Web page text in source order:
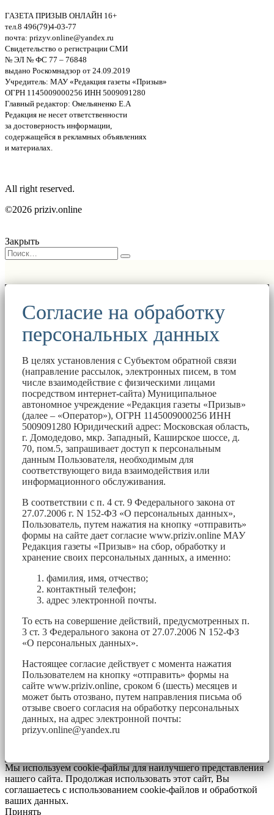
ГАЗЕТА ПРИЗЫВ ОНЛАЙН 16+
тел.8 496(79)4-03-77
почта: prizyv.online@yandex.ru
Свидетельство о регистрации СМИ
№ ЭЛ № ФС 77 – 76848
выдано Роскомнадзор от 24.09.2019
Учредитель: МАУ «Редакция газеты «Призыв»
ОГРН 1145009000256 ИНН 5009091280
Главный редактор: Омельяненко Е.А
Редакция не несет ответственности
за достоверность информации,
содержащейся в рекламных объявлениях
и материалах.
All right reserved.
©2026 priziv.online
Закрыть
Согласие на обработку
персональных данных
В целях установления с Субъектом обратной связи
(направление рассылок, электронных писем, в том
числе взаимодействие с физическими лицами
посредством интернет-сайта) Муниципальное
автономное учреждение «Редакция газеты «Призыв»
(далее – «Оператор»), ОГРН 1145009000256 ИНН
5009091280 Юридический адрес: Московская область,
г. Домодедово, мкр. Западный, Каширское шоссе, д.
70, пом.5, запрашивает доступ к персональным
данным Пользователя, необходимым для
соответствующего вида взаимодействия или
информационного обслуживания.
В соответствии с п. 4 ст. 9 Федерального закона от
27.07.2006 г. N 152-ФЗ «О персональных данных»,
Пользователь, путем нажатия на кнопку «отправить»
формы на сайте дает согласие www.priziv.online МАУ
Редакция газеты «Призыв» на сбор, обработку и
хранение своих персональных данных, а именно:
фамилия, имя, отчество;
контактный телефон;
адрес электронной почты.
То есть на совершение действий, предусмотренных п.
3 ст. 3 Федерального закона от 27.07.2006 N 152-ФЗ
«О персональных данных».
Настоящее согласие действует с момента нажатия
Пользователем на кнопку «отправить» формы на
сайте www.priziv.online, сроком 6 (шесть) месяцев и
может быть отозвано, путем направления письма об
отзыве своего согласия на обработку персональных
данных, на адрес электронной почты:
prizyv.online@yandex.ru
Мы используем cookie-файлы для наилучшего представления
нашего сайта. Продолжая использовать этот сайт, Вы
соглашаетесь с использованием cookie-файлов и обработкой
ваших данных.
Принять